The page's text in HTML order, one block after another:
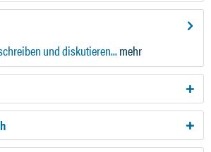
und diskutieren...mehr